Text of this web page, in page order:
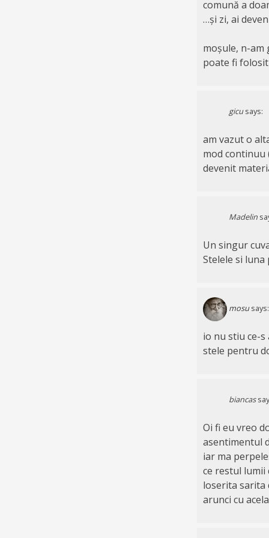
comună a
…și zi, ai
moșule, n-am
poate fi
gicu says:
am vazut o
mod continuu
devenit
Madelin
Un singur
Stelele si luna
mosu says:
io nu stiu ce-
stele pentru
biancas
Oi fi eu vreo
asentimentul
iar ma
ce restul lumii
loserita sarita
arunci cu